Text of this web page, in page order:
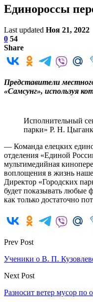
Единороссы
Last updated Ноя 21, 2022
0 54
Share
Представители
«Самсунг», используя
Исполнительный
парки» Р. Н.
— Команда елецких
отделения «Единой
мультимедийная
воплощения в жизнь
Директор «Городских
будет показывать любые
как только достаточно
Prev Post
Ученики о В. П.
Next Post
Разносит ветер мусор по